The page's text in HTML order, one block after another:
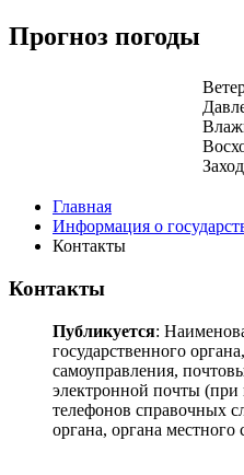
Прогноз погоды
Главная
Информация о
Контакты
Контакты
Публикуется:
государственного
самоуправления,
электронной почты
телефонов справочных
органа, органа местного